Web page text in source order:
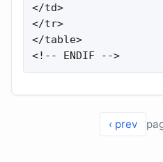
</td>
</tr>
</table>
<!-- ENDIF -->
‹ prev